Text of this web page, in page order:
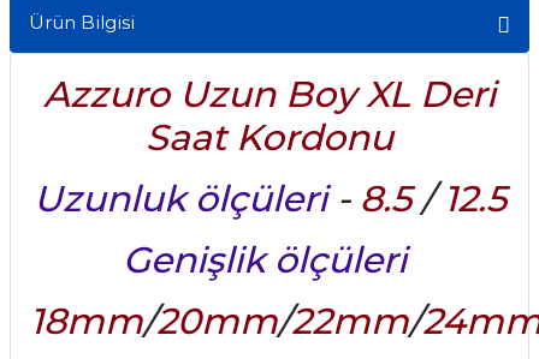
Ürün Bilgisi
Azzuro Uzun Boy XL Deri
Saat Kordonu
Uzunluk ölçüleri- 8.5/12.5
Genişlik ölçüleri
18mm/20mm/22mm/